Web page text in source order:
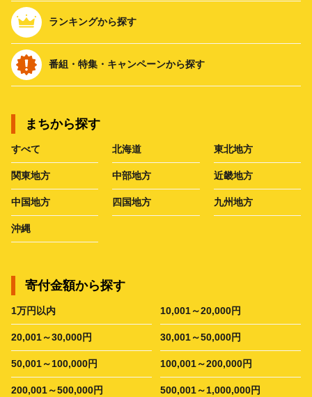
ランキングから探す
番組・特集・キャンペーンから探す
まちから探す
すべて 北海道 東北地方
関東地方 中部地方 近畿地方
中国地方 四国地方 九州地方
沖縄
寄付金額から探す
1万円以内 10,001～20,000円
20,001～30,000円 30,001～50,000円
50,001～100,000円 100,001～200,000円
200,001～500,000円 500,001～1,000,000円